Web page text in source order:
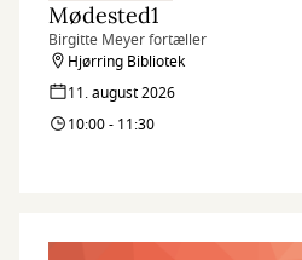
Mødested1
Birgitte Meyer fortæller
Hjørring Bibliotek
11. august 2026
10:00 - 11:30